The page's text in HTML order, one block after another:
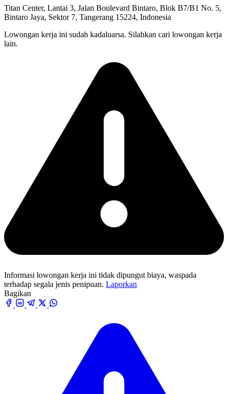
Titan Center, Lantai 3, Jalan Boulevard Bintaro, Blok B7/B1 No. 5,
Bintaro Jaya, Sektor 7, Tangerang 15224, Indonesia
Lowongan kerja ini sudah kadaluarsa. Silahkan cari lowongan kerja
lain.
Informasi lowongan kerja ini tidak dipungut biaya, waspada
terhadap segala jenis penipuan. Laporkan
Bagikan